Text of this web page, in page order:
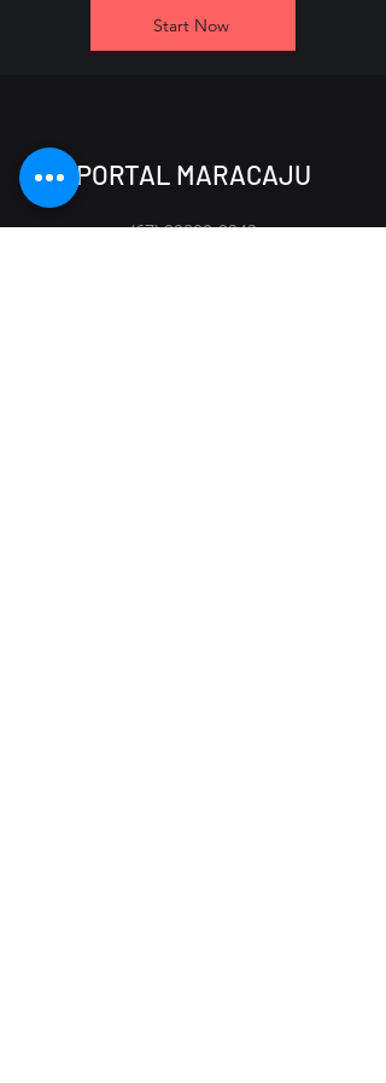
Start Now
PORTAL MARACAJU
(67) 99800-9242